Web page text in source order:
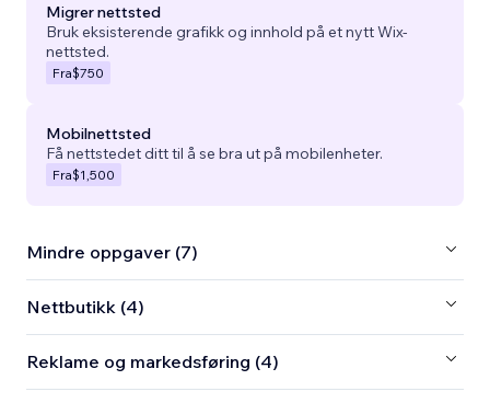
Migrer nettsted
Bruk eksisterende grafikk og innhold på et nytt Wix-
nettsted.
Fra$750
Mobilnettsted
Få nettstedet ditt til å se bra ut på mobilenheter.
Fra$1,500
Mindre oppgaver (7)
Nettbutikk (4)
Reklame og markedsføring (4)